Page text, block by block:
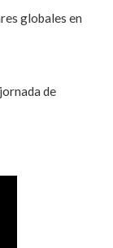
globales en
de